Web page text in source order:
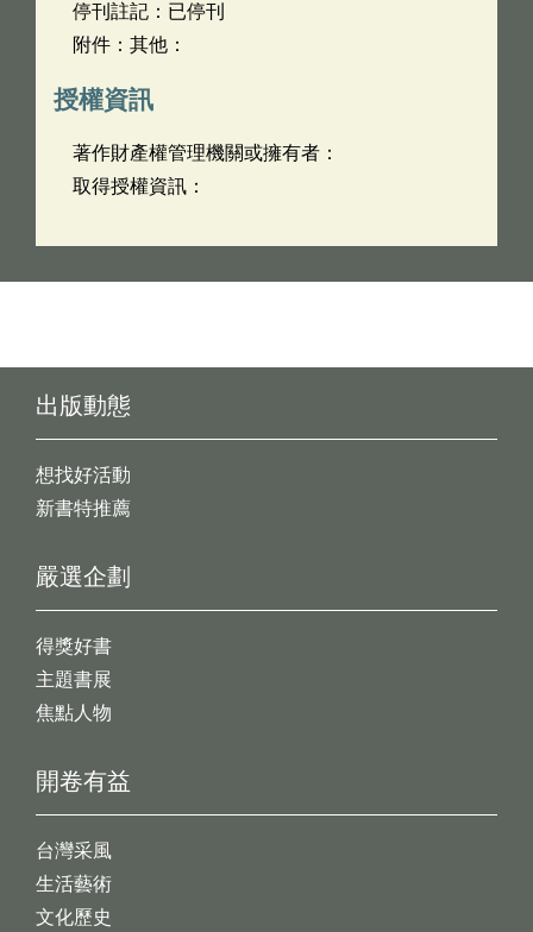
停刊註記：已停刊
附件：其他：
授權資訊
著作財產權管理機關或擁有者：
取得授權資訊：
出版動態
想找好活動
新書特推薦
開卷有益
台灣采風
生活藝術
文化歷史
嚴選企劃
得獎好書
主題書展
焦點人物